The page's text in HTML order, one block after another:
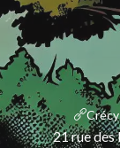
21 rue des